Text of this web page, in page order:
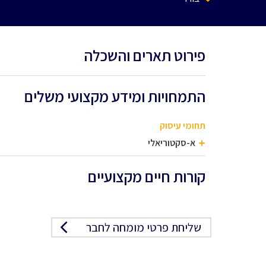
פירוט תארים והשכלה
התמחויות ומידע מקצועי משלים
תחומי עיסוק
א-סקטוריאלי
קורות חיים מקצועיים
שליחת פרטי מומחה לחבר